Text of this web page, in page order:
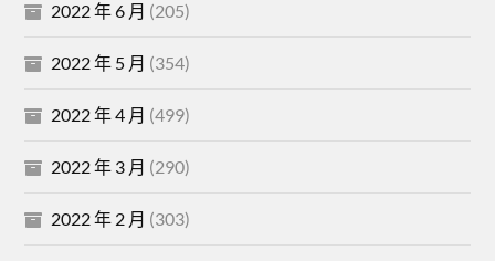
2022 年 6 月 (205)
2022 年 5 月 (354)
2022 年 4 月 (499)
2022 年 3 月 (290)
2022 年 2 月 (303)